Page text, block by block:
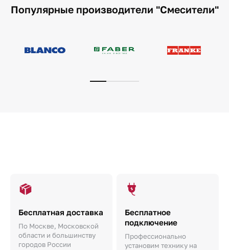
Популярные производители "Смесители"
Бесплатная доставка
По Москве, Московской
области и большинству
городов России
Бесплатное
подключение
Профессионально
установим технику на